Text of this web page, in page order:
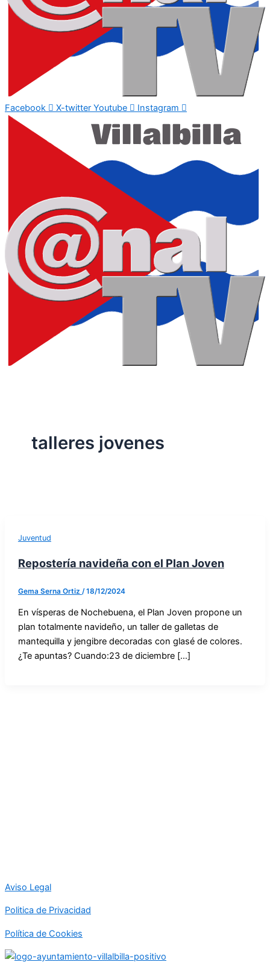
Facebook X-twitter Youtube Instagram
talleres jovenes
Juventud
Repostería navideña con el Plan Joven
Gema Serna Ortiz /18/12/2024
En vísperas de Nochebuena, el Plan Joven propone un
plan totalmente navideño, un taller de galletas de
mantequilla y jengibre decoradas con glasé de colores.
¿Te apuntas? Cuando:23 de diciembre […]
Aviso Legal
Politica de Privacidad
Política de Cookies